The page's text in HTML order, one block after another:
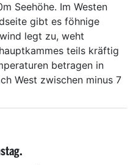
Seehöhe. Im Westen
gibt es föhnige
legt zu, weht
teils kräftig
betragen in
West zwischen minus 7